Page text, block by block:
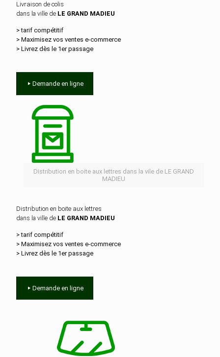
Livraison de colis
dans la ville de LE GRAND MADIEU
> tarif compétitif
> Maximisez vos ventes e‑commerce
> Livrez dès le 1er passage
Demande en ligne
Distribution en boite aux lettres dans la vile de LE GRAND
MADIEU
Distribution en boite aux lettres
dans la ville de LE GRAND MADIEU
> tarif compétitif
> Maximisez vos ventes e‑commerce
> Livrez dès le 1er passage
Demande en ligne